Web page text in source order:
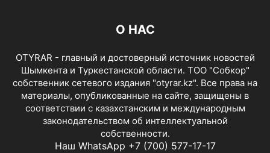
О НАС
OTYRAR - главный и достоверный источник новостей
Шымкента и Туркестанской области. ТОО "Собкор"
собственник сетевого издания "otyrar.kz". Все права на
материалы, опубликованные на сайте, защищены в
соответствии с казахстанским и международным
законодательством об интеллектуальной
собственности.
Наш WhatsApp +7 (700) 577-17-17